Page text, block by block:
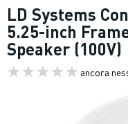
LD Systems
5.25-inch
Speaker (100V)
ancora